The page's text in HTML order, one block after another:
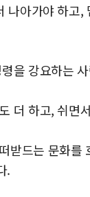
나아가야 하고,
을 강요하는
더 하고, 쉬면
받드는 문화
.